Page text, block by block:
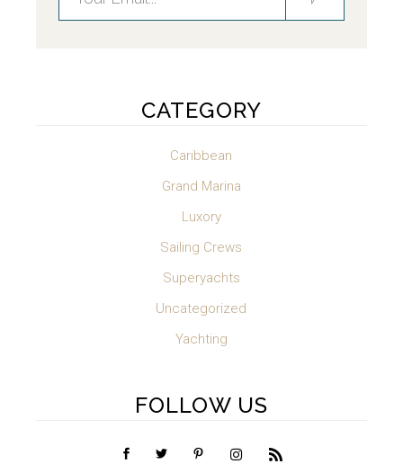
CATEGORY
Caribbean
Grand Marina
Luxory
Sailing Crews
Superyachts
Uncategorized
Yachting
FOLLOW US